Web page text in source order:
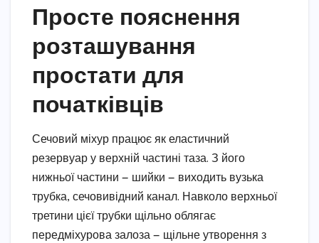
Просте пояснення
розташування
простати для
початківців
Сечовий міхур працює як еластичний
резервуар у верхній частині таза. З його
нижньої частини — шийки — виходить вузька
трубка, сечовивідний канал. Навколо верхньої
третини цієї трубки щільно облягає
передміхурова залоза — щільне утворення з